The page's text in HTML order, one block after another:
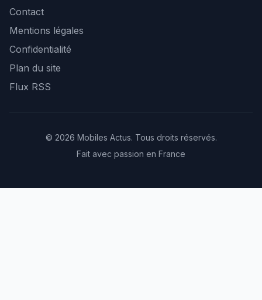
Contact
Mentions légales
Confidentialité
Plan du site
Flux RSS
© 2026 Mobiles Actus. Tous droits réservés.
Fait avec passion en France